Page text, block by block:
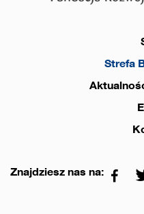
Strefa
Znajdziesz nas na: